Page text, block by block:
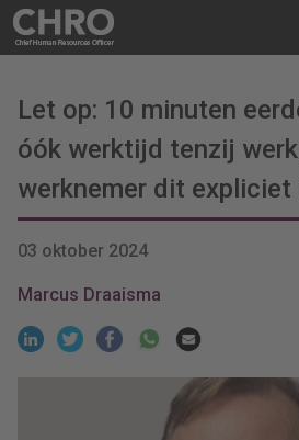
Let op: 10 minuten
óók werktijd tenzij
werknemer dit
03 oktober 2024
Marcus Draaisma